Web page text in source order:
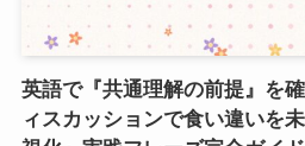
英語で『共通理解の前提』を
ィスカッションで食い違いを